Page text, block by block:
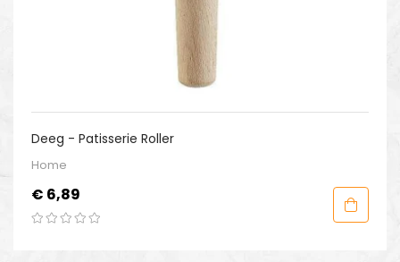
Deeg - Patisserie Roller
Home
Prijs
€ 6,89